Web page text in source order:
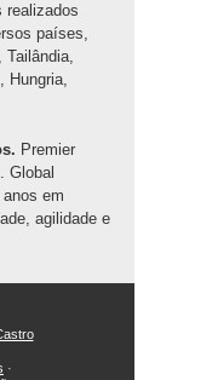
realizados
países,
Tailândia,
Hungria,
Premier
Global
em
agilidade e
·